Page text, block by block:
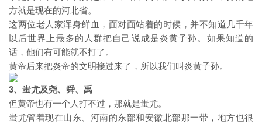
方就是现在的河北省。
这两位老人家浑身鲜血，面对面站着的时候，并不知道几千年
以后世界上最多的人群把自己说成是炎黄子孙。如果知道的
话，他们有可能就不打了。
黄帝后来把炎帝的文明接过来了，所以我们叫炎黄子孙。
3、蚩尤及尧、舜、禹
但黄帝也有一个人打不过，那就是蚩尤。
蚩尤管着现在山东、河南的东部和安徽北部那一带，地方也很